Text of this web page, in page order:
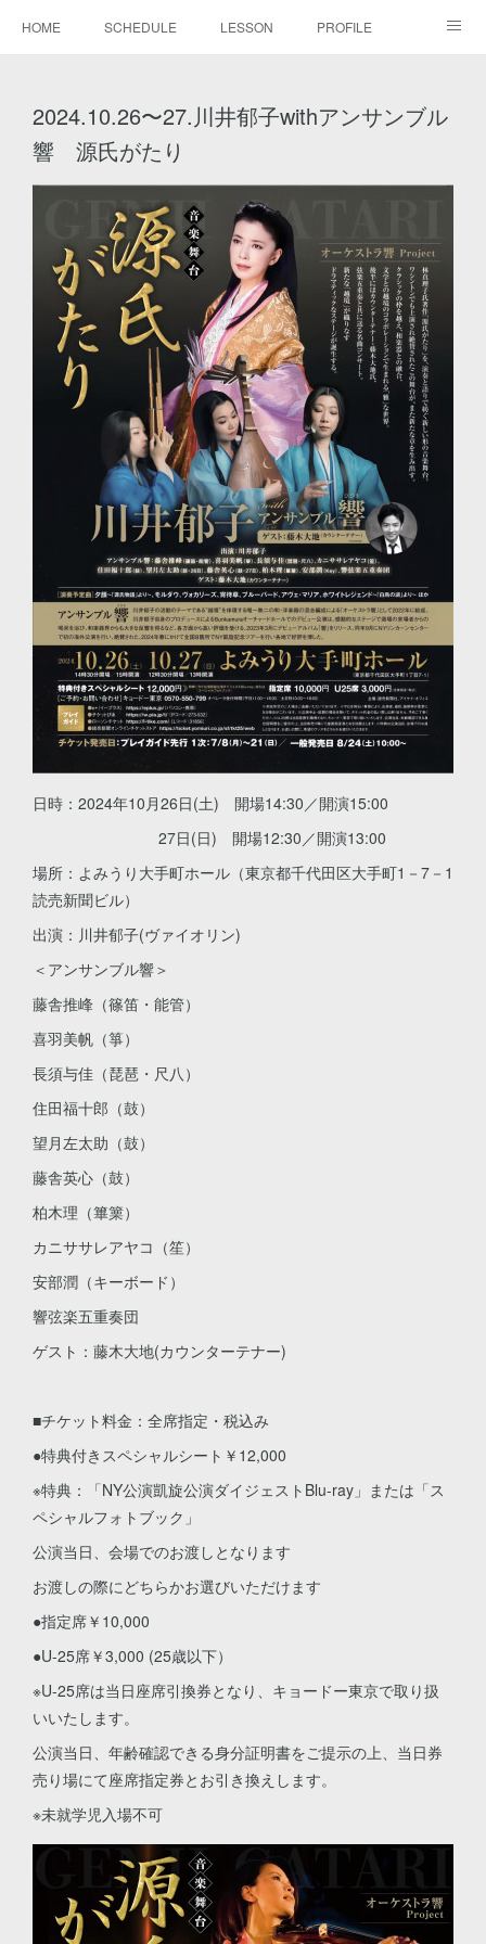
HOME SCHEDULE LESSON PROFILE
2024.10.26〜27.川井郁子withアンサンブル
響 源氏がたり
日時：2024年10月26日(土) 開場14:30／開演15:00
27日(日) 開場12:30／開演13:00
場所：よみうり大手町ホール（東京都千代田区大手町1－7－1
読売新聞ビル）
出演：川井郁子(ヴァイオリン)
＜アンサンブル響＞
藤舎推峰（篠笛・能管）
喜羽美帆（箏）
長須与佳（琵琶・尺八）
住田福十郎（鼓）
望月左太助（鼓）
藤舎英心（鼓）
柏木理（篳篥）
カニササレアヤコ（笙）
安部潤（キーボード）
響弦楽五重奏団
ゲスト：藤木大地(カウンターテナー)
■チケット料金：全席指定・税込み
●特典付きスペシャルシート￥12,000
※特典：「NY公演凱旋公演ダイジェストBlu-ray」または「ス
ペシャルフォトブック」
公演当日、会場でのお渡しとなります
お渡しの際にどちらかお選びいただけます
●指定席￥10,000
●U-25席￥3,000 (25歳以下）
※U-25席は当日座席引換券となり、キョードー東京で取り扱
いいたします。
公演当日、年齢確認できる身分証明書をご提示の上、当日券
売り場にて座席指定券とお引き換えします。
※未就学児入場不可